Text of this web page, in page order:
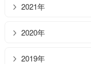
2021年
2020年
2019年